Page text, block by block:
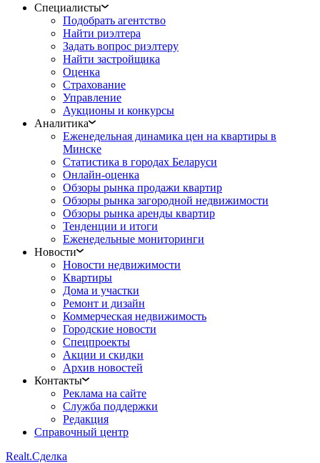
Специалисты
Подобрать агентство
Найти риэлтера
Задать вопрос риэлтеру
Найти застройщика
Оценка
Страхование
Управление
Аукционы и конкурсы
Аналитика
Еженедельная динамика цен на квартиры в
Минске
Статистика в городах Беларуси
Онлайн-оценка
Обзоры рынка продажи квартир
Обзоры рынка загородной недвижимости
Обзоры рынка аренды квартир
Тенденции и итоги
Еженедельные мониторинги
Новости
Новости недвижимости
Квартиры
Дома и участки
Ремонт и дизайн
Коммерческая недвижимость
Городские новости
Спецпроекты
Акции и скидки
Архив новостей
Контакты
Реклама на сайте
Служба поддержки
Редакция
Справочный центр
Realt.Сделка